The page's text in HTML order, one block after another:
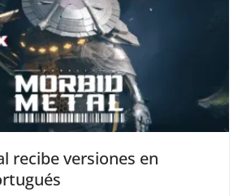
recibe versiones en